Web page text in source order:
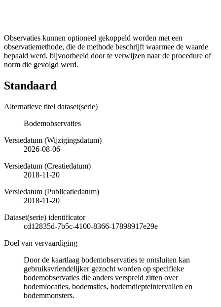
Observaties kunnen optioneel gekoppeld worden met een
observatiemethode, die de methode beschrijft waarmee de waarde
bepaald werd, bijvoorbeeld door te verwijzen naar de procedure of
norm die gevolgd werd.
Standaard
Alternatieve titel dataset(serie)
Bodemobservaties
Versiedatum (Wijzigingsdatum)
2026-08-06
Versiedatum (Creatiedatum)
2018-11-20
Versiedatum (Publicatiedatum)
2018-11-20
Dataset(serie) identificator
cd12835d-7b5c-4100-8366-17898917e29e
Doel van vervaardiging
Door de kaartlaag bodemobservaties te ontsluiten kan
gebruiksvriendelijker gezocht worden op specifieke
bodemobservaties die anders verspreid zitten over
bodemlocaties, bodemsites, bodemdiepteintervallen en
bodemmonsters.